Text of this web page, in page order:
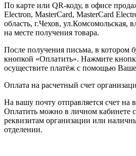
По карте или QR-коду, в офисе
Electron, MasterCard, MasterCard
область, г.Чехов, ул.Комсомольская,
на месте получения товара.
После получения письма, в котором
кнопкой «Оплатить». Нажмите
осуществите платёж с помощью
Оплата на расчетный счет
На вашу почту отправляется счет на
Оплатить можно в личном кабинете
реквизитам организации или
отделении.